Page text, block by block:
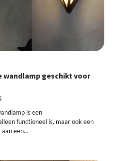
geschikt voor
is een
functioneel is, maar ook een
aan een…